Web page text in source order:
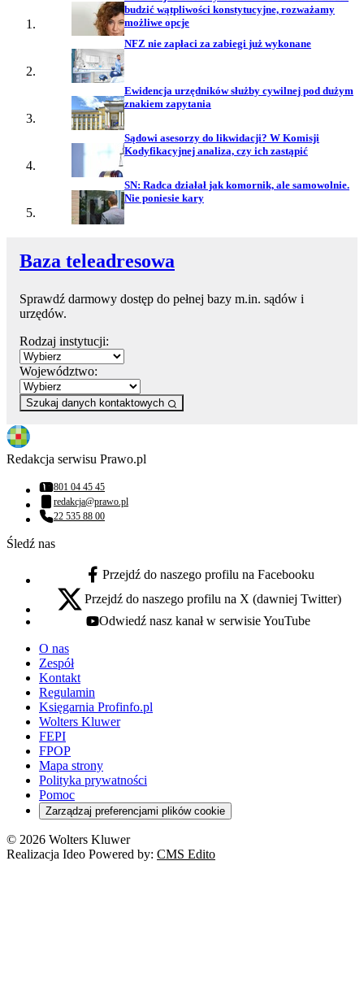
budzić wątpliwości konstytucyjne, rozważamy
możliwe opcje
NFZ nie zapłaci za zabiegi już wykonane
Ewidencja urzędników służby cywilnej pod dużym
znakiem zapytania
Sądowi asesorzy do likwidacji? W Komisji
Kodyfikacyjnej analiza, czy ich zastąpić
SN: Radca działał jak komornik, ale samowolnie.
Nie poniesie kary
Baza teleadresowa
Sprawdź darmowy dostęp do pełnej bazy m.in. sądów i
urzędów.
Rodzaj instytucji:
Województwo:
Szukaj danych kontaktowych
Redakcja serwisu Prawo.pl
Numer telefonu:
801 04 45 45
Adres email:
redakcja@prawo.pl
Numer telefonu:
22 535 88 00
Śledź nas
facebook - otwiera się w nowej karcie
Przejdź do naszego profilu na Facebooku
x - otwiera się w nowej karcie
Przejdź do naszego profilu na X (dawniej Twitter)
youtube - otwiera się w nowej karcie
Odwiedź nasz kanał w serwisie YouTube
O nas
Zespół
Kontakt
Regulamin
Księgarnia Profinfo.pl
Wolters Kluwer
FEPI
FPOP
Mapa strony
Polityka prywatności
Pomoc
Zarządzaj preferencjami plików cookie
© 2026 Wolters Kluwer
Realizacja Ideo Powered by: CMS Edito